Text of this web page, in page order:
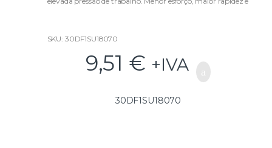
SKU: 30DF1SU18070
9,51 € +IVA
30DF1SU18070